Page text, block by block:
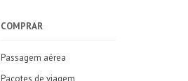
COMPRAR
Passagem aérea
Pacotes de viagem